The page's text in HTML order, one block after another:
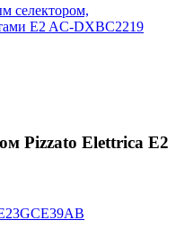
Pizzato Elettrica E2